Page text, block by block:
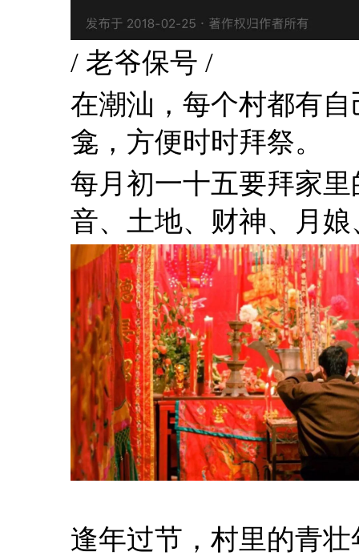
/ 老爷保号 /
在潮汕，每个村都有
龛，方便时时拜祭。
每月初一十五要拜家
音、土地、财神、月
逢年过节，村里的青